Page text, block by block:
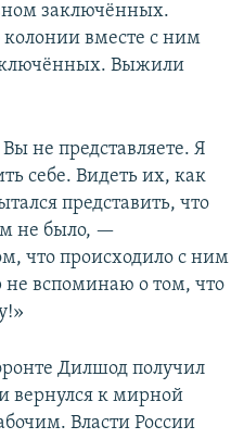
заключённых.
колонии вместе с ним
Выжили
не представляете. Я
себе. Видеть их, как
представить, что
не было, —
что происходило с ним
вспоминаю о том, что
Дилшод получил
вернулся к мирной
Власти России